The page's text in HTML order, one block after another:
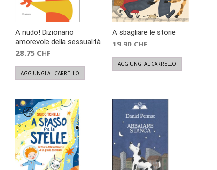
A nudo! Dizionario
amorevole della sessualità
28.75 CHF
AGGIUNGI AL CARRELLO
A sbagliare le storie
19.90 CHF
AGGIUNGI AL CARRELLO